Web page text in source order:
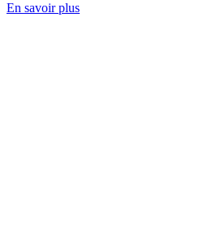
En savoir plus